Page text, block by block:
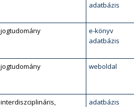
adatbázis
jogtudomány
e-könyv
adatbázis
jogtudomány weboldal
interdiszciplináris,
adatbázis